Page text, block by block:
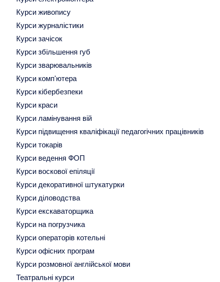
Курси живопису
Курси журналістики
Курси зачісок
Курси збільшення губ
Курси зварювальників
Курси комп'ютера
Курси кібербезпеки
Курси краси
Курси ламінування вій
Курси підвищення кваліфікації педагогічних працівників
Курси токарів
Курси ведення ФОП
Курси воскової епіляції
Курси декоративної штукатурки
Курси діловодства
Курси екскаваторщика
Курси на погрузчика
Курси операторів котельні
Курси офісних програм
Курси розмовної англійської мови
Театральні курси